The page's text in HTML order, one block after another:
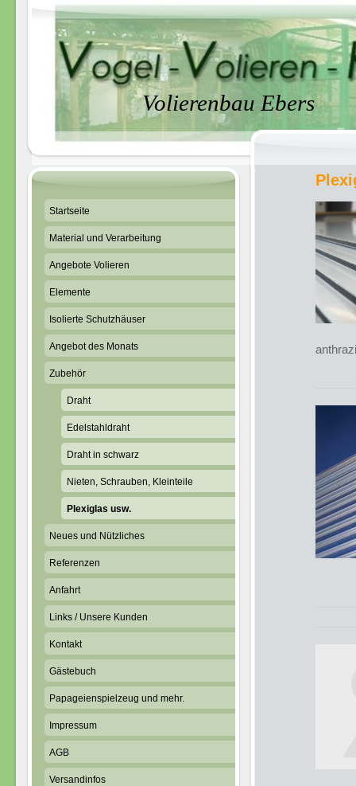
Volierenbau Ebers
Startseite
Material und Verarbeitung
Angebote Volieren
Elemente
Isolierte Schutzhäuser
Angebot des Monats
Zubehör
Draht
Edelstahldraht
Draht in schwarz
Nieten, Schrauben, Kleinteile
Plexiglas usw.
Neues und Nützliches
Referenzen
Anfahrt
Links / Unsere Kunden
Kontakt
Gästebuch
Papageienspielzeug und mehr.
Impressum
AGB
Versandinfos